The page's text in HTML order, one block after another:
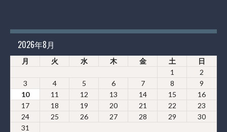
2026年8月
月 火 水 木 金 土
日
1
2
3
4 5 6 7 8
9
10
11 12 13 14 15
16
17
18 19 20 21 22
23
24
25 26 27 28 29
30
31